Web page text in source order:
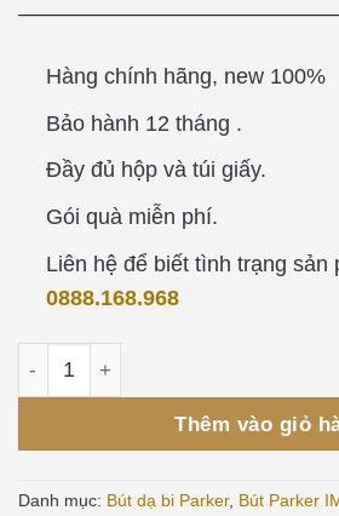
Hàng chính hãng, new 100%
Bảo hành 12 tháng .
Đầy đủ hộp và túi giấy.
Gói quà miễn phí.
Liên hệ để biết tình trạng sản
0888.168.968
Thêm vào giỏ
Danh mục: Bút dạ bi Parker, Bút Parker